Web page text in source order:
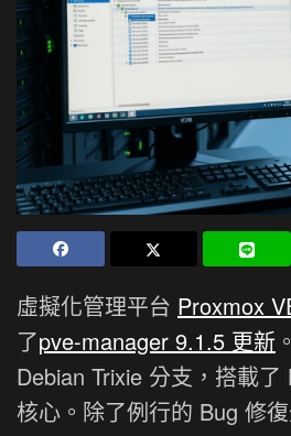
虛擬化管理平台 Proxmox
了pve-manager 9.1.5 更新
Debian Trixie 分支，搭載
核心。除了例行的 Bug 修